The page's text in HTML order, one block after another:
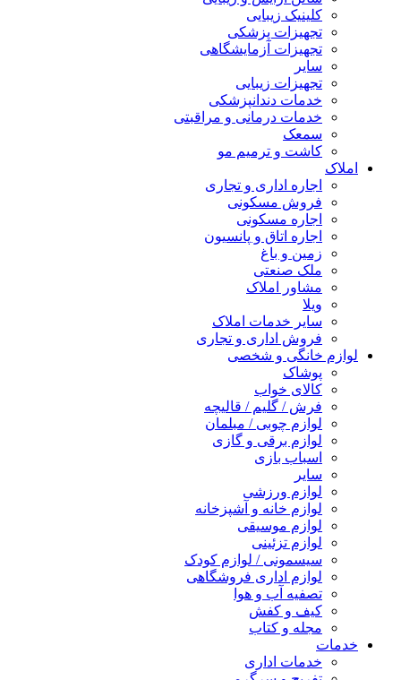
کلینیک زیبایی
تجهیزات پزشکی
تجهیزات آزمایشگاهی
سایر
تجهیزات زیبایی
خدمات دندانپزشکی
خدمات درمانی و مراقبتی
سمعک
کاشت و ترمیم مو
املاک
اجاره اداری و تجاری
فروش مسکونی
اجاره مسکونی
اجاره اتاق و پانسیون
زمین و باغ
ملک صنعتی
مشاور املاک
ویلا
سایر خدمات املاک
فروش اداری و تجاری
لوازم خانگی و شخصی
پوشاک
کالای خواب
فرش / گلیم / قالیچه
لوازم چوبی / مبلمان
لوازم برقی و گازی
اسباب بازی
سایر
لوازم ورزشی
لوازم خانه و آشپزخانه
لوازم موسیقی
لوازم تزئینی
سیسمونی / لوازم کودک
لوازم اداری فروشگاهی
تصفیه آب و هوا
کیف و کفش
مجله و کتاب
خدمات
خدمات اداری